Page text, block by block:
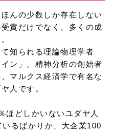
んの少数しか存在しない
賞だけでなく、多くの成
知られる理論物理学者
ン」、精神分析の創始者
マルクス経済学で有名な
人です。
ほどしかいないユダヤ人
るばかりか、大企業100